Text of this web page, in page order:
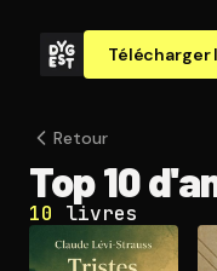
Télécharger
Retour
Top 10
10 livres